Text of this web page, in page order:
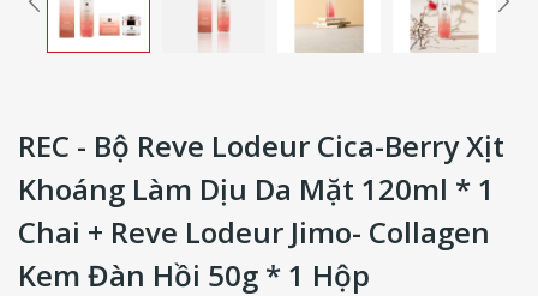
REC - Bộ Reve Lodeur Cica-Berry Xịt
Khoáng Làm Dịu Da Mặt 120ml * 1
Chai + Reve Lodeur Jimo- Collagen
Kem Đàn Hồi 50g * 1 Hộp